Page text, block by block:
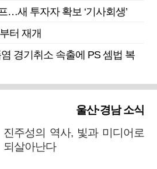
…새 투자자 확보 ‘기사회생’
터 재개
경기취소 속출에 PS 셈법 복
울산·경남 소식
진주성의 역사, 빛과 미디어로
되살아난다